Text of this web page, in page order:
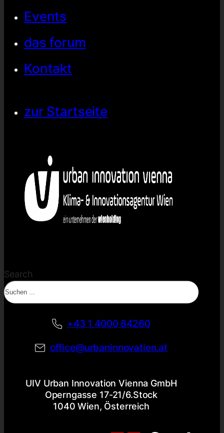
Events
das forum
Kontakt
zur Startseite
Search
+43 1 4000 84260
office@urbaninnovation.at
UIV Urban Innovation Vienna GmbH
Operngasse 17-21/6.Stock
1040 Wien, Österreich